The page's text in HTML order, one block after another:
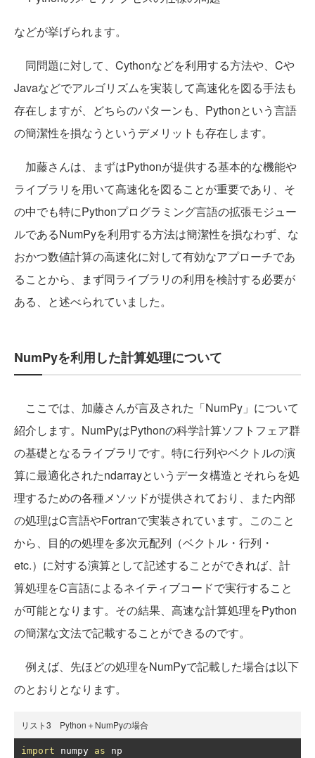
などが挙げられます。
同問題に対して、Cythonなどを利用する方法や、Cや
Javaなどでアルゴリズムを実装して高速化を図る手法も
存在しますが、どちらのパターンも、Pythonという言語
の簡潔性を損なうというデメリットも存在します。
加藤さんは、まずはPythonが提供する基本的な機能や
ライブラリを用いて高速化を図ることが重要であり、そ
の中でも特にPythonプログラミング言語の拡張モジュー
ルであるNumPyを利用する方法は簡潔性を損なわず、な
おかつ数値計算の高速化に対して有効なアプローチであ
ることから、まず同ライブラリの利用を検討する必要が
ある、と述べられていました。
NumPyを利用した計算処理について
ここでは、加藤さんが言及された「NumPy」について
紹介します。NumPyはPythonの科学計算ソフトフェア群
の基礎となるライブラリです。特に行列やベクトルの演
算に最適化されたndarrayというデータ構造とそれらを処
理するための各種メソッドが提供されており、また内部
の処理はC言語やFortranで実装されています。このこと
から、目的の処理を多次元配列（ベクトル・行列・
etc.）に対する演算として記述することができれば、計
算処理をC言語によるネイティブコードで実行すること
が可能となります。その結果、高速な計算処理をPython
の簡潔な文法で記載することができるのです。
例えば、先ほどの処理をNumPyで記載した場合は以下
のとおりとなります。
リスト3 Python＋NumPyの場合
import numpy as np